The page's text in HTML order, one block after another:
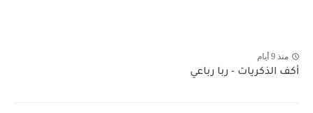
منذ 9 أيام
أكف الذكريات - ربا رباعي